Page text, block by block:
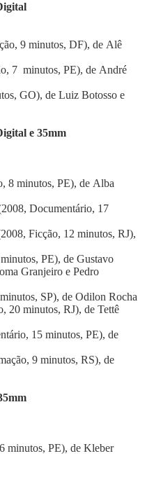
9 minutos, DF), de Alê
7 minutos, PE), de André
GO), de Luiz Botosso e
e 35mm
8 minutos, PE), de Alba
Documentário, 17
Ficção, 12 minutos, RJ),
PE), de Gustavo
Granjeiro e Pedro
SP), de Odilon Rocha
20 minutos, RJ), de Tettê
15 minutos, PE), de
9 minutos, RS), de
minutos, PE), de Kleber